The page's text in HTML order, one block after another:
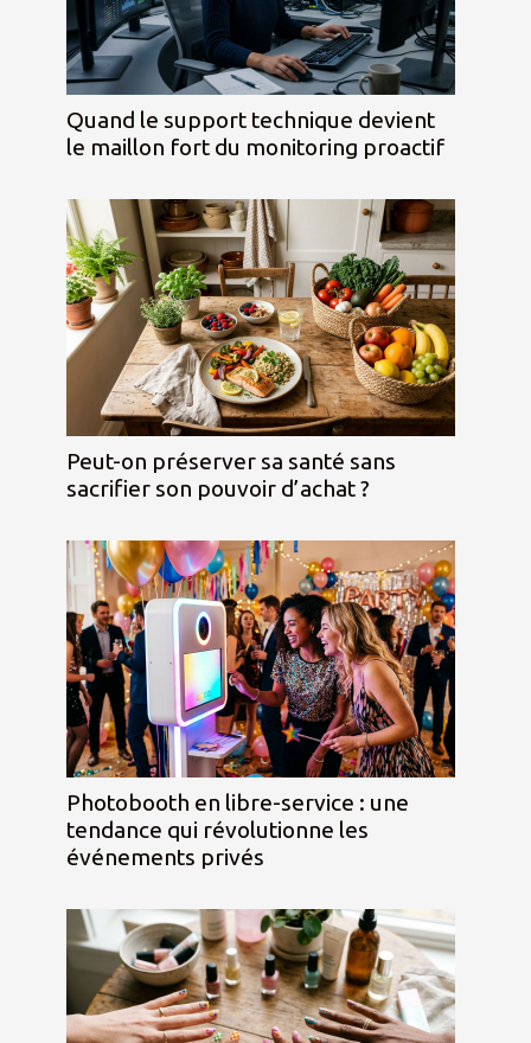
Quand le support technique devient
le maillon fort du monitoring proactif
Peut-on préserver sa santé sans
sacrifier son pouvoir d’achat ?
Photobooth en libre-service : une
tendance qui révolutionne les
événements privés